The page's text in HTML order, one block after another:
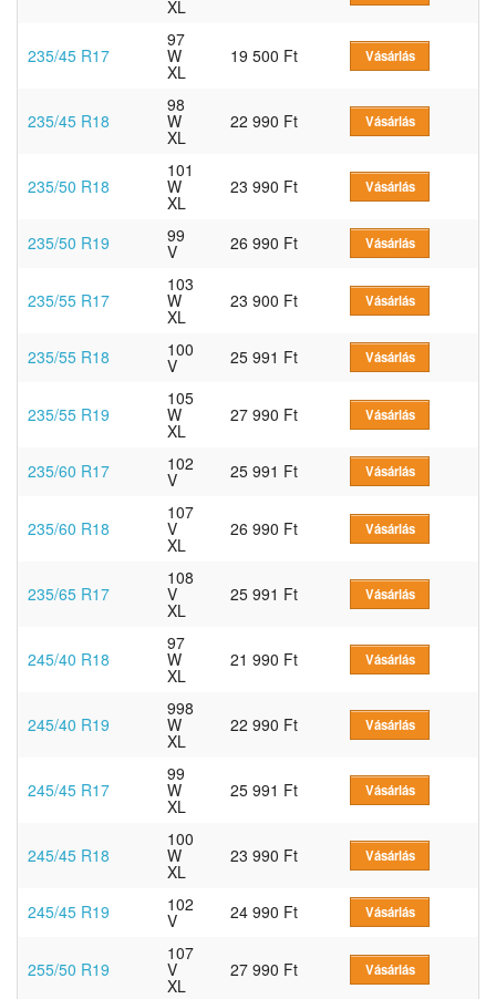
XL
235/45 R17
97
W
XL
19 500 Ft Vásárlás
235/45 R18
98
W
XL
22 990 Ft Vásárlás
235/50 R18
101
W
XL
23 990 Ft Vásárlás
235/50 R19 99
V 26 990 Ft Vásárlás
235/55 R17
103
W
XL
23 900 Ft Vásárlás
235/55 R18 100
V 25 991 Ft Vásárlás
235/55 R19
105
W
XL
27 990 Ft Vásárlás
235/60 R17 102
V 25 991 Ft Vásárlás
235/60 R18
107
V
XL
26 990 Ft Vásárlás
235/65 R17
108
V
XL
25 991 Ft Vásárlás
245/40 R18
97
W
XL
21 990 Ft Vásárlás
245/40 R19
998
W
XL
22 990 Ft Vásárlás
245/45 R17
99
W
XL
25 991 Ft Vásárlás
245/45 R18
100
W
XL
23 990 Ft Vásárlás
245/45 R19 102
V 24 990 Ft Vásárlás
255/50 R19
107
V
XL
27 990 Ft Vásárlás